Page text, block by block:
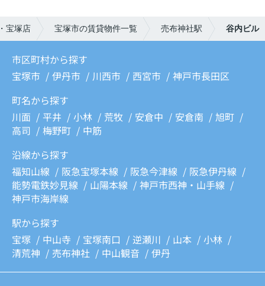
宝塚店 宝塚市の賃貸物件一覧 売布神社駅 谷内ビル
市区町村から探す
宝塚市
伊丹市 川西市 西宮市
神戸市長田区
町名から探す
川面
平井 小林 荒牧 安倉中 安倉南
旭町
高司
梅野町
中筋
沿線から探す
福知山線
阪急宝塚本線 阪急今津線
阪急伊丹線
能勢電鉄妙見線
山陽本線
神戸市西神・山手線
神戸市海岸線
駅から探す
宝塚
中山寺 宝塚南口 逆瀬川 山本
小林
清荒神
売布神社 中山観音 伊丹